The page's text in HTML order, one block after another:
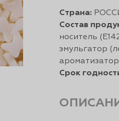
Страна:
Состав
носитель
эмульгатор
Срок